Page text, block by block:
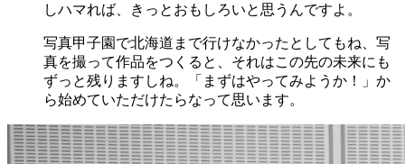
しハマれば、きっとおもしろいと思うんですよ。
写真甲子園で北海道まで行けなかったとしてもね、写
真を撮って作品をつくると、それはこの先の未来にも
ずっと残りますしね。「まずはやってみようか！」か
ら始めていただけたらなって思います。